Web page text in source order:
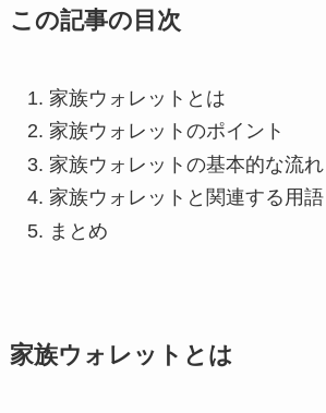
この記事の目次
家族ウォレットとは
家族ウォレットのポイント
家族ウォレットの基本的な流れ
家族ウォレットと関連する用語
まとめ
家族ウォレットとは